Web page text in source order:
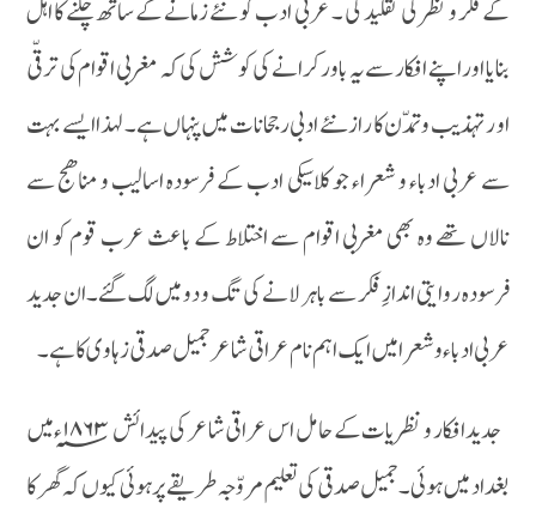
کے فکر و نظر کی تقلید کی ۔ عربی ادب کو نئے زمانے کے ساتھ چلنے کا اہل
بنایا اور اپنے افکار سے یہ باور کرانے کی کوشش کی کہ مغربی اقوام کی ترقّی
او ر تہذیب و تمدّن کا راز نئے ادبی رجحانات میں پنہاں ہے۔ لہذا ایسے بہت
سے عربی ادباء و شعراء جو کلاسیکی ادب کے فرسودہ اسالیب و مناھج سے
نالاں تھے وہ بھی مغربی اقوام سے اختلاط کے باعث عرب قوم کو ان
فرسودہ روایتی اندازِ فکر سے باہر لانے کی تگ و دو میں لگ گئے۔ان جدید
عربی ادباء و شعرا میں ایک اہم نام عراقی شاعر جمیل صدقی زہاوی کا ہے ۔
جدید افکار و نظریات کے حامل اس عراقی شاعر کی پیدائش۱۸۶۳؁ء میں
بغداد میں ہوئی ۔ جمیل صدقی کی تعلیم مروّجہ طریقے پر ہوئی کیوں کہ گھر کا